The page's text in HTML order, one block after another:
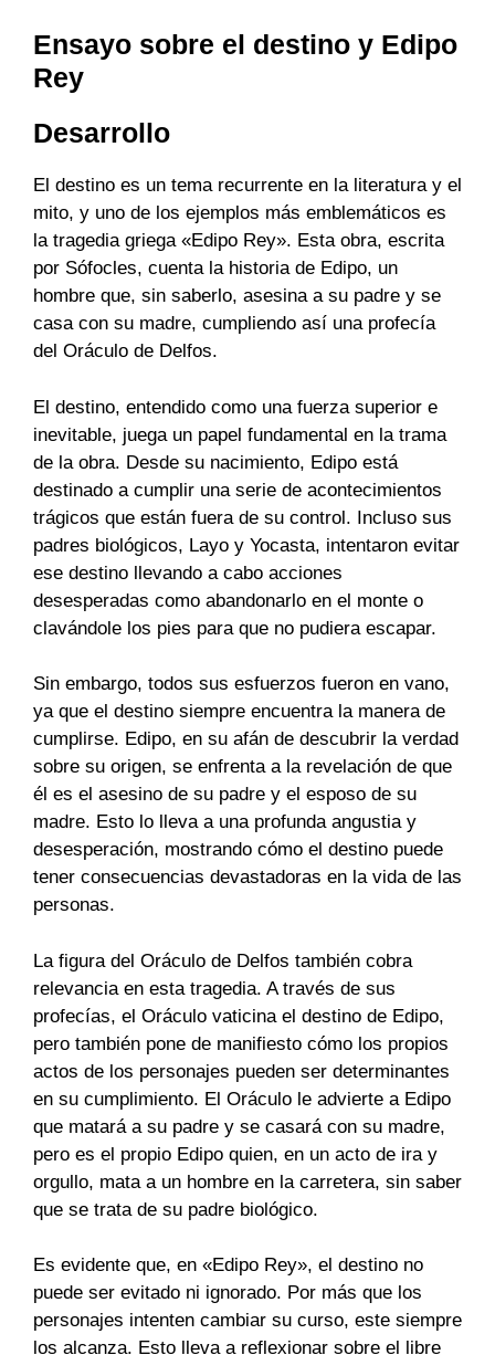
Ensayo sobre el destino y Edipo
Rey
Desarrollo
El destino es un tema recurrente en la literatura y el
mito, y uno de los ejemplos más emblemáticos es
la tragedia griega «Edipo Rey». Esta obra, escrita
por Sófocles, cuenta la historia de Edipo, un
hombre que, sin saberlo, asesina a su padre y se
casa con su madre, cumpliendo así una profecía
del Oráculo de Delfos.
El destino, entendido como una fuerza superior e
inevitable, juega un papel fundamental en la trama
de la obra. Desde su nacimiento, Edipo está
destinado a cumplir una serie de acontecimientos
trágicos que están fuera de su control. Incluso sus
padres biológicos, Layo y Yocasta, intentaron evitar
ese destino llevando a cabo acciones
desesperadas como abandonarlo en el monte o
clavándole los pies para que no pudiera escapar.
Sin embargo, todos sus esfuerzos fueron en vano,
ya que el destino siempre encuentra la manera de
cumplirse. Edipo, en su afán de descubrir la verdad
sobre su origen, se enfrenta a la revelación de que
él es el asesino de su padre y el esposo de su
madre. Esto lo lleva a una profunda angustia y
desesperación, mostrando cómo el destino puede
tener consecuencias devastadoras en la vida de las
personas.
La figura del Oráculo de Delfos también cobra
relevancia en esta tragedia. A través de sus
profecías, el Oráculo vaticina el destino de Edipo,
pero también pone de manifiesto cómo los propios
actos de los personajes pueden ser determinantes
en su cumplimiento. El Oráculo le advierte a Edipo
que matará a su padre y se casará con su madre,
pero es el propio Edipo quien, en un acto de ira y
orgullo, mata a un hombre en la carretera, sin saber
que se trata de su padre biológico.
Es evidente que, en «Edipo Rey», el destino no
puede ser evitado ni ignorado. Por más que los
personajes intenten cambiar su curso, este siempre
los alcanza. Esto lleva a reflexionar sobre el libre